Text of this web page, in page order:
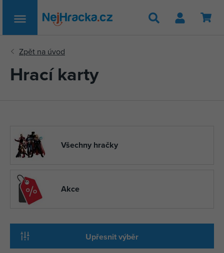
Hledat
Hrací karty
Všechny hračky
Akce
Upřesnit výběr